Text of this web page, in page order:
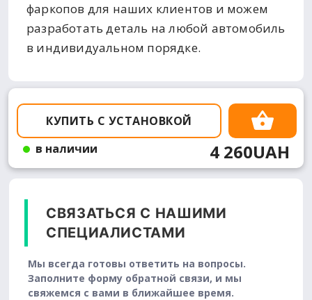
фаркопов для наших клиентов и можем
разработать деталь на любой автомобиль
в индивидуальном порядке.
КУПИТЬ С УСТАНОВКОЙ
в наличии
4 260UAH
СВЯЗАТЬСЯ С НАШИМИ
СПЕЦИАЛИСТАМИ
Мы всегда готовы ответить на вопросы.
Заполните форму обратной связи, и мы
свяжемся с вами в ближайшее время.